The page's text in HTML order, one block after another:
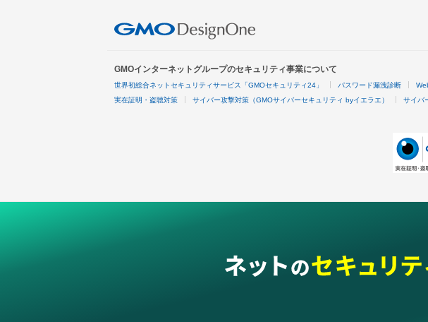
GMOインターネットグループのセキュリティ事業について
世界初総合ネットセキュリティサービス「GMOセキュリティ24」 パスワード漏洩診断
実在証明・盗聴対策 サイバー攻撃対策（GMOサイバーセキュリティ byイエラエ） サイバ